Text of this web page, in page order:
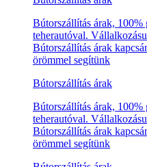
Bútorszállítás árak, 100%
teherautóval.
Bútorszállítás árak
örömmel segítünk
Bútorszállítás árak
Bútorszállítás árak, 100%
teherautóval.
Bútorszállítás árak
örömmel segítünk